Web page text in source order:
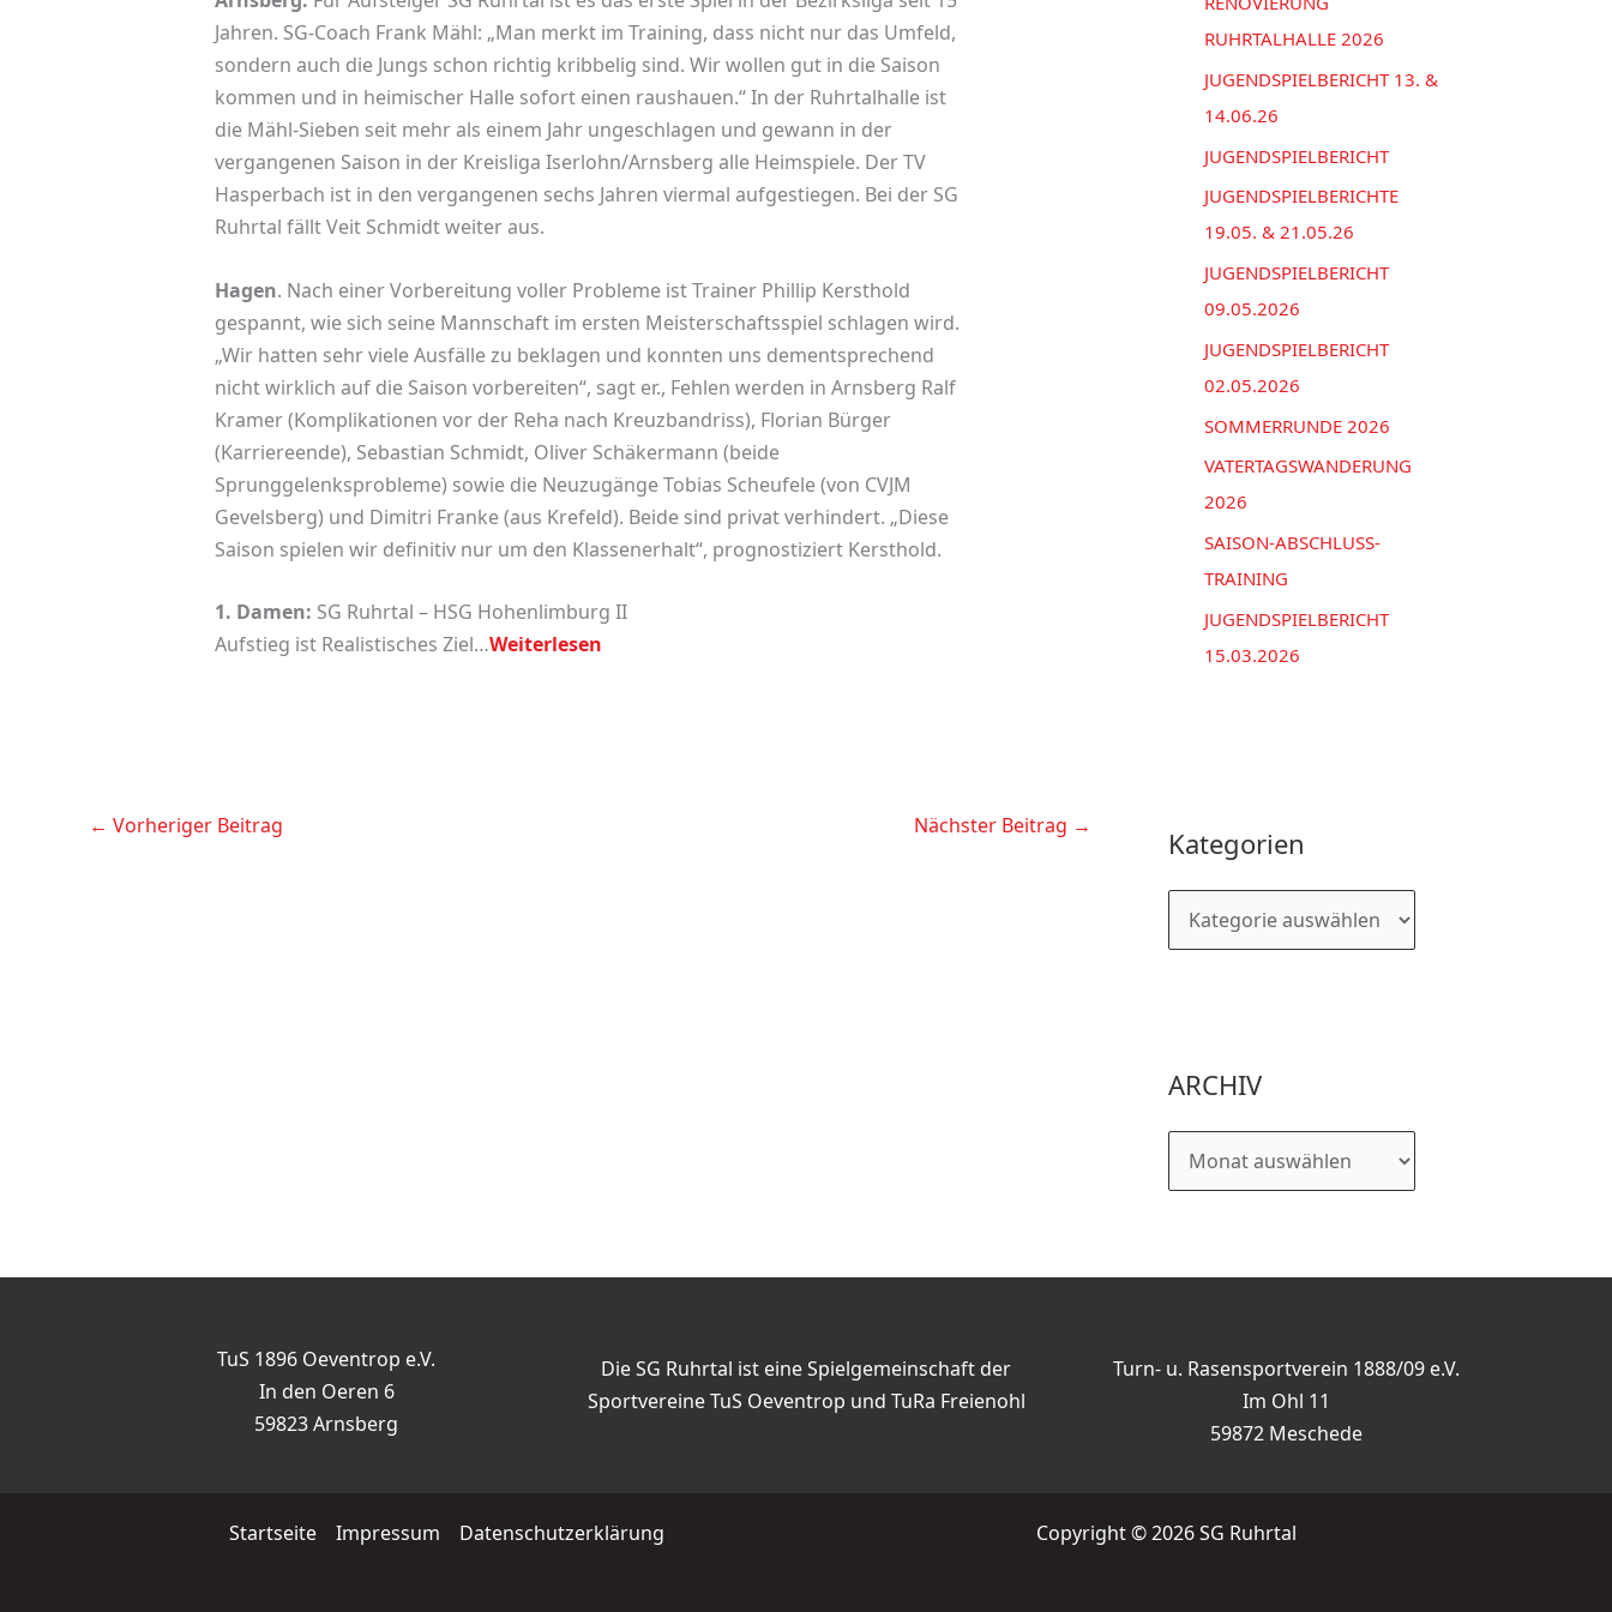
Jahren. SG-Coach Frank Mähl: „Man merkt im Training, dass nicht nur das Umfeld,
sondern auch die Jungs schon richtig kribbelig sind. Wir wollen gut in die Saison
kommen und in heimischer Halle sofort einen raushauen.“ In der Ruhrtalhalle ist
die Mähl-Sieben seit mehr als einem Jahr ungeschlagen und gewann in der
vergangenen Saison in der Kreisliga Iserlohn/Arnsberg alle Heimspiele. Der TV
Hasperbach ist in den vergangenen sechs Jahren viermal aufgestiegen. Bei der SG
Ruhrtal fällt Veit Schmidt weiter aus.
Hagen. Nach einer Vorbereitung voller Probleme ist Trainer Phillip Kersthold
gespannt, wie sich seine Mannschaft im ersten Meisterschaftsspiel schlagen wird.
„Wir hatten sehr viele Ausfälle zu beklagen und konnten uns dementsprechend
nicht wirklich auf die Saison vorbereiten“, sagt er., Fehlen werden in Arnsberg Ralf
Kramer (Komplikationen vor der Reha nach Kreuzbandriss), Florian Bürger
(Karriereende), Sebastian Schmidt, Oliver Schäkermann (beide
Sprunggelenksprobleme) sowie die Neuzugänge Tobias Scheufele (von CVJM
Gevelsberg) und Dimitri Franke (aus Krefeld). Beide sind privat verhindert. „Diese
Saison spielen wir definitiv nur um den Klassenerhalt“, prognostiziert Kersthold.
1. Damen: SG Ruhrtal – HSG Hohenlimburg II
Aufstieg ist Realistisches Ziel…Weiterlesen
← Vorheriger Beitrag Nächster Beitrag →
RUHRTALHALLE 2026
JUGENDSPIELBERICHT 13. &
14.06.26
JUGENDSPIELBERICHT
JUGENDSPIELBERICHTE
19.05. & 21.05.26
JUGENDSPIELBERICHT
09.05.2026
JUGENDSPIELBERICHT
02.05.2026
SOMMERRUNDE 2026
VATERTAGSWANDERUNG
2026
SAISON-ABSCHLUSS-
TRAINING
JUGENDSPIELBERICHT
15.03.2026
Kategorien
ARCHIV
TuS 1896 Oeventrop e.V.
In den Oeren 6
59823 Arnsberg
Die SG Ruhrtal ist eine Spielgemeinschaft der
Sportvereine TuS Oeventrop und TuRa Freienohl
Turn- u. Rasensportverein 1888/09 e.V.
Im Ohl 11
59872 Meschede
Startseite Impressum Datenschutzerklärung Copyright © 2026 SG Ruhrtal